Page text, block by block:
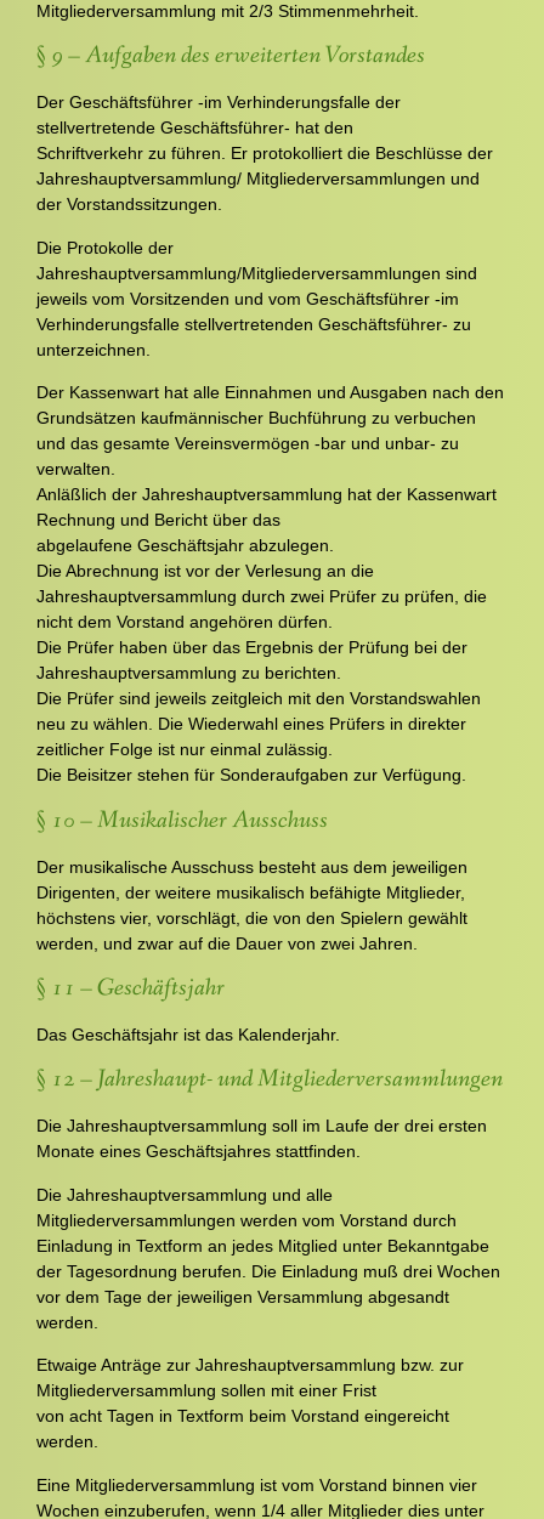
Mitgliederversammlung mit 2/3 Stimmenmehrheit.
§ 9 – Aufgaben des erweiterten Vorstandes
Der Geschäftsführer -im Verhinderungsfalle der
stellvertretende Geschäftsführer- hat den
Schriftverkehr zu führen. Er protokolliert die Beschlüsse der
Jahreshauptversammlung/ Mitgliederversammlungen und
der Vorstandssitzungen.
Die Protokolle der
Jahreshauptversammlung/Mitgliederversammlungen sind
jeweils vom Vorsitzenden und vom Geschäftsführer -im
Verhinderungsfalle stellvertretenden Geschäftsführer- zu
unterzeichnen.
Der Kassenwart hat alle Einnahmen und Ausgaben nach den
Grundsätzen kaufmännischer Buchführung zu verbuchen
und das gesamte Vereinsvermögen -bar und unbar- zu
verwalten.
Anläßlich der Jahreshauptversammlung hat der Kassenwart
Rechnung und Bericht über das
abgelaufene Geschäftsjahr abzulegen.
Die Abrechnung ist vor der Verlesung an die
Jahreshauptversammlung durch zwei Prüfer zu prüfen, die
nicht dem Vorstand angehören dürfen.
Die Prüfer haben über das Ergebnis der Prüfung bei der
Jahreshauptversammlung zu berichten.
Die Prüfer sind jeweils zeitgleich mit den Vorstandswahlen
neu zu wählen. Die Wiederwahl eines Prüfers in direkter
zeitlicher Folge ist nur einmal zulässig.
Die Beisitzer stehen für Sonderaufgaben zur Verfügung.
§ 10 – Musikalischer Ausschuss
Der musikalische Ausschuss besteht aus dem jeweiligen
Dirigenten, der weitere musikalisch befähigte Mitglieder,
höchstens vier, vorschlägt, die von den Spielern gewählt
werden, und zwar auf die Dauer von zwei Jahren.
§ 11 – Geschäftsjahr
Das Geschäftsjahr ist das Kalenderjahr.
§ 12 – Jahreshaupt- und Mitgliederversammlungen
Die Jahreshauptversammlung soll im Laufe der drei ersten
Monate eines Geschäftsjahres stattfinden.
Die Jahreshauptversammlung und alle
Mitgliederversammlungen werden vom Vorstand durch
Einladung in Textform an jedes Mitglied unter Bekanntgabe
der Tagesordnung berufen. Die Einladung muß drei Wochen
vor dem Tage der jeweiligen Versammlung abgesandt
werden.
Etwaige Anträge zur Jahreshauptversammlung bzw. zur
Mitgliederversammlung sollen mit einer Frist
von acht Tagen in Textform beim Vorstand eingereicht
werden.
Eine Mitgliederversammlung ist vom Vorstand binnen vier
Wochen einzuberufen, wenn 1/4 aller Mitglieder dies unter